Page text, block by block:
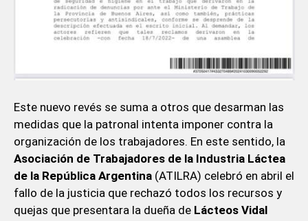
Este nuevo revés se suma a otros que desarman las
medidas que la patronal intenta imponer contra la
organización de los trabajadores. En este sentido, la
Asociación de Trabajadores de la Industria Láctea
de la República Argentina(ATILRA) celebró en abril el
fallo de la justicia que rechazó todos los recursos y
quejas que presentara la dueña de Lácteos Vidal